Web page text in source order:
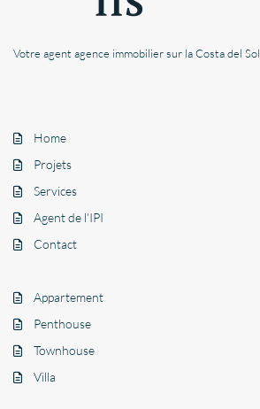
Votre agent agence immobilier sur la Costa del Sol
Home
Projets
Services
Agent de l’IPI
Contact
Appartement
Penthouse
Townhouse
Villa